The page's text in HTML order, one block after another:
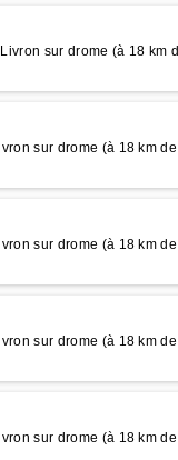
sur drome (à 18 km
sur drome (à 18 km
sur drome (à 18 km
sur drome (à 18 km
sur drome (à 18 km